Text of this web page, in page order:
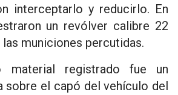
interceptarlo y reducirlo. En
un revólver calibre 22
municiones percutidas.
material registrado fue un
sobre el capó del vehículo del